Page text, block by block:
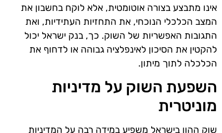
אינו מתבצע בצורה אוטומטית, אלא לוקח בחשבון את
המצב הכלכלי הנוכחי, את התחזיות העתידיות, ואת
התגובות האפשריות של השוק. כך, בנק ישראל יכול
להקטין את הסיכון לאינפלציה גבוהה או לדחוף את
הכלכלה לתוך מיתון.
השפעת השוק על מדיניות
מוניטרית
שוק ההון בישראל משפיע במידה רבה על המדיניות